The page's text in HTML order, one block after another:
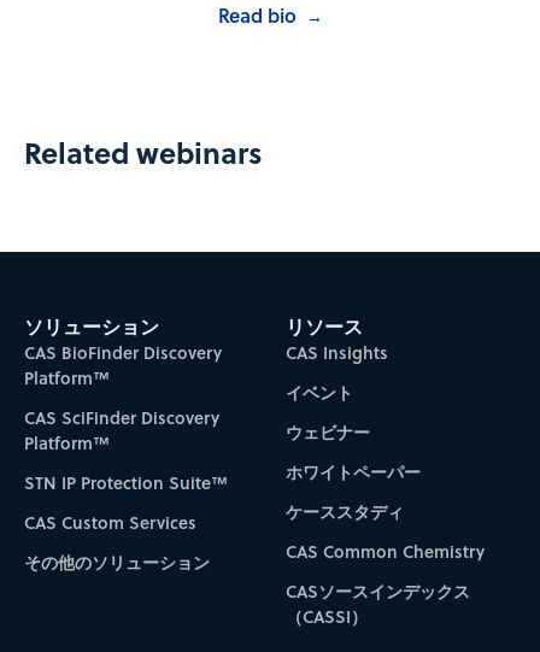
Read bio →
Related webinars
ソリューション
CAS BioFinder Discovery
Platform™
CAS SciFinder Discovery
Platform™
STN IP Protection Suite™
CAS Custom Services
その他のソリューション
リソース
CAS Insights
イベント
ウェビナー
ホワイトペーパー
ケーススタディ
CAS Common Chemistry
CASソースインデックス
（CASSI）